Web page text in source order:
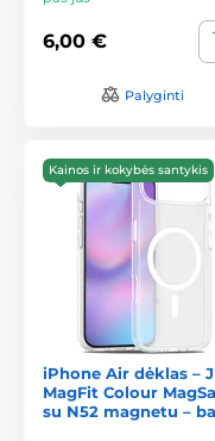
6,00 €
Palyginti
Kainos ir kokybės santykis
iPhone Air dėklas –
MagFit Colour
su N52 magnetu –